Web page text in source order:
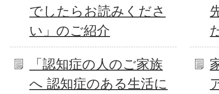
でしたらお読みくださ
い」のご紹介
「認知症の人のご家族
へ 認知症のある生活に